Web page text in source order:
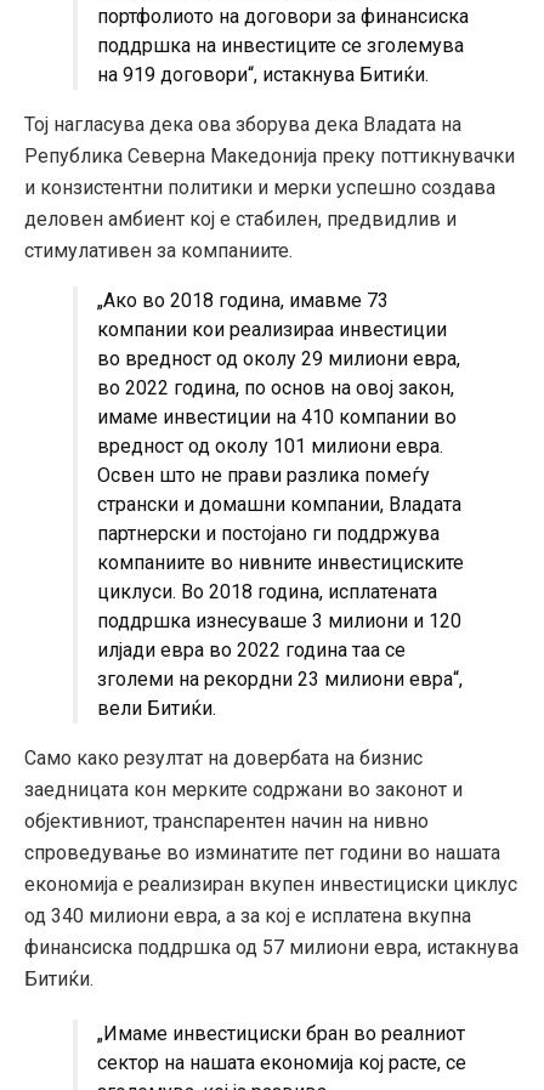
портфолиото на договори за финансиска
поддршка на инвестиците се зголемува
на 919 договори“, истакнува Битиќи.
Тој нагласува дека ова зборува дека Владата на
Република Северна Македонија преку поттикнувачки
и конзистентни политики и мерки успешно создава
деловен амбиент кој е стабилен, предвидлив и
стимулативен за компаниите.
„Ако во 2018 година, имавме 73
компании кои реализираа инвестиции
во вредност од околу 29 милиони евра,
во 2022 година, по основ на овој закон,
имаме инвестиции на 410 компании во
вредност од околу 101 милиони евра.
Освен што не прави разлика помеѓу
странски и домашни компании, Владата
партнерски и постојано ги поддржува
компаниите во нивните инвестициските
циклуси. Во 2018 година, исплатената
поддршка изнесуваше 3 милиони и 120
илјади евра во 2022 година таа се
зголеми на рекордни 23 милиони евра“,
вели Битиќи.
Само како резултат на довербата на бизнис
заедницата кон мерките содржани во законот и
објективниот, транспарентен начин на нивно
спроведување во изминатите пет години во нашата
економија е реализиран вкупен инвестициски циклус
од 340 милиони евра, а за кој е исплатена вкупна
финансиска поддршка од 57 милиони евра, истакнува
Битиќи.
„Имаме инвестициски бран во реалниот
сектор на нашата економија кој расте, се